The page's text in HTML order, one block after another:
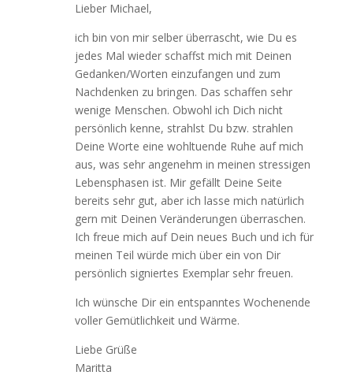
Lieber Michael,
ich bin von mir selber überrascht, wie Du es
jedes Mal wieder schaffst mich mit Deinen
Gedanken/Worten einzufangen und zum
Nachdenken zu bringen. Das schaffen sehr
wenige Menschen. Obwohl ich Dich nicht
persönlich kenne, strahlst Du bzw. strahlen
Deine Worte eine wohltuende Ruhe auf mich
aus, was sehr angenehm in meinen stressigen
Lebensphasen ist. Mir gefällt Deine Seite
bereits sehr gut, aber ich lasse mich natürlich
gern mit Deinen Veränderungen überraschen.
Ich freue mich auf Dein neues Buch und ich für
meinen Teil würde mich über ein von Dir
persönlich signiertes Exemplar sehr freuen.
Ich wünsche Dir ein entspanntes Wochenende
voller Gemütlichkeit und Wärme.
Liebe Grüße
Maritta